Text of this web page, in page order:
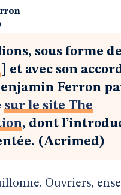
sous forme de
et avec son
Ferron
sur le site The
, dont
(Acrimed)
Ouvriers,